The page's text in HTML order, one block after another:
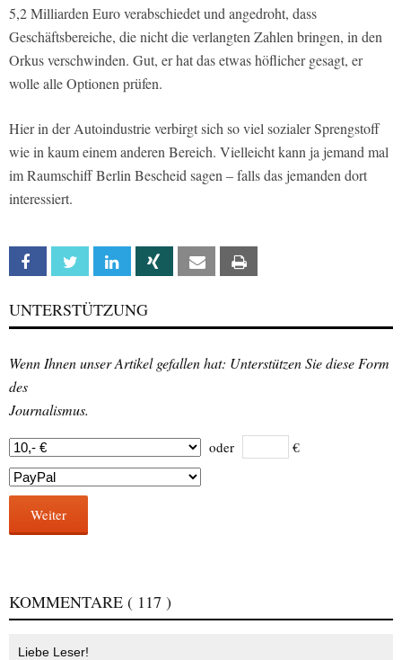
5,2 Milliarden Euro verabschiedet und angedroht, dass
Geschäftsbereiche, die nicht die verlangten Zahlen bringen, in den
Orkus verschwinden. Gut, er hat das etwas höflicher gesagt, er
wolle alle Optionen prüfen.
Hier in der Autoindustrie verbirgt sich so viel sozialer Sprengstoff
wie in kaum einem anderen Bereich. Vielleicht kann ja jemand mal
im Raumschiff Berlin Bescheid sagen – falls das jemanden dort
interessiert.
Facebook Twitter Linkedin Xing Email
UNTERSTÜTZUNG
Wenn Ihnen unser Artikel gefallen hat: Unterstützen Sie diese Form
des
Journalismus.
oder €
Weiter
KOMMENTARE ( 117 )
Liebe Leser!